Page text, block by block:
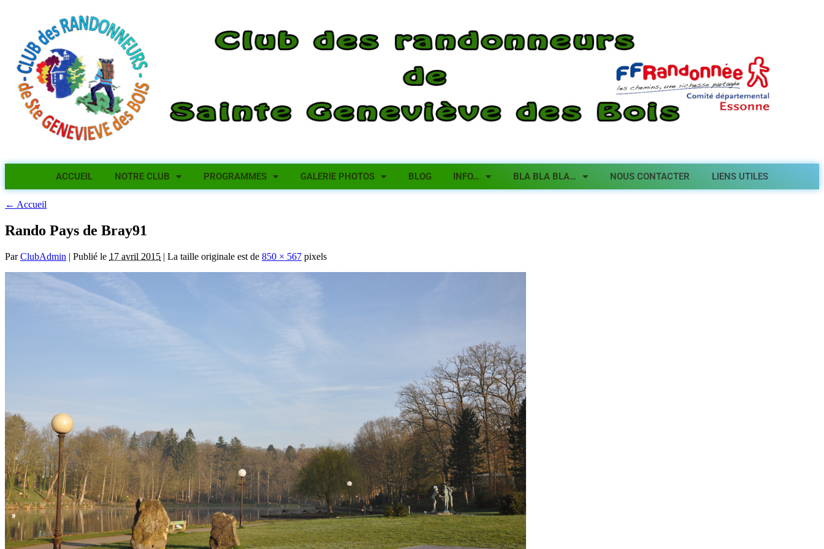
ACCUEIL NOTRE CLUB PROGRAMMES GALERIE PHOTOS BLOG INFO… BLA BLA BLA… NOUS CONTACTER LIENS UTILES
← Accueil
Rando Pays de Bray91
Par ClubAdmin | Publié le 17 avril 2015 | La taille originale est de 850 × 567 pixels